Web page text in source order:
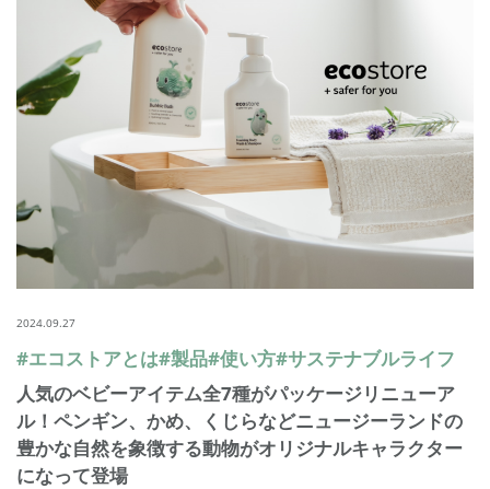
2024.09.27
#エコストアとは#製品#使い方#サステナブルライフ
人気のベビーアイテム全7種がパッケージリニューア
ル！ペンギン、かめ、くじらなどニュージーランドの
豊かな自然を象徴する動物がオリジナルキャラクター
になって登場